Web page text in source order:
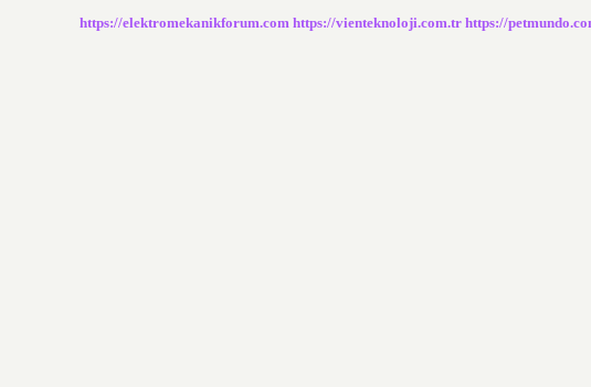
https://elektromekanikforum.com https://vienteknoloji.com.tr https://